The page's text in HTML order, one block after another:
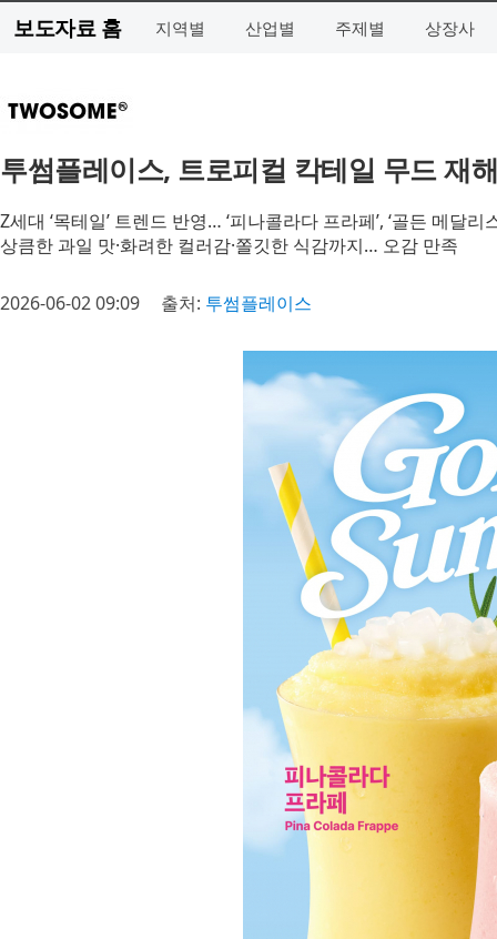
보도자료 홈 지역별 산업별 주제별 상장사
투썸플레이스, 트로피컬 칵테일 무드 재
Z세대 ‘목테일’ 트렌드 반영… ‘피나콜라다 프라페’, ‘골든 메달리
상큼한 과일 맛·화려한 컬러감·쫄깃한 식감까지… 오감 만족
2026-06-02 09:09 출처: 투썸플레이스